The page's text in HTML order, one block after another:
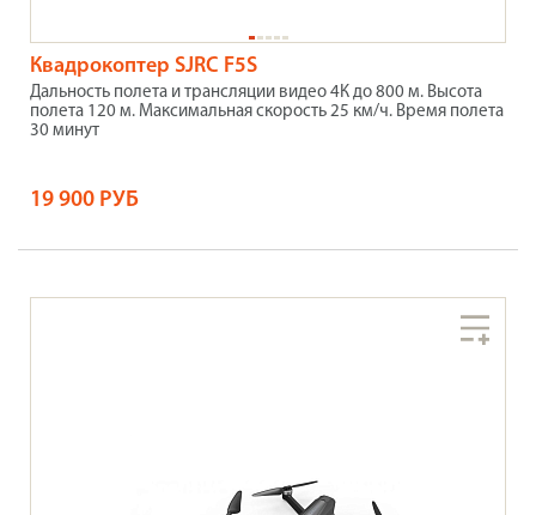
Квадрокоптер SJRC F5S
Дальность полета и трансляции видео 4К до 800 м. Высота
полета 120 м. Максимальная скорость 25 км/ч. Время полета
30 минут
19 900 РУБ